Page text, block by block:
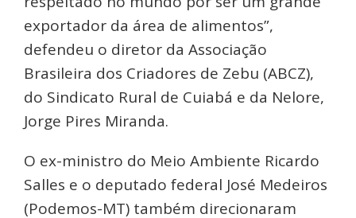
exportador da área de alimentos”,
defendeu o diretor da Associação
Brasileira dos Criadores de Zebu (ABCZ),
do Sindicato Rural de Cuiabá e da Nelore,
Jorge Pires Miranda.
O ex-ministro do Meio Ambiente Ricardo
Salles e o deputado federal José Medeiros
(Podemos-MT) também direcionaram